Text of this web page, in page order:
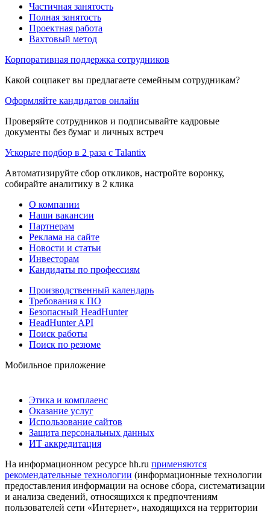
Частичная занятость
Полная занятость
Проектная работа
Вахтовый метод
Корпоративная поддержка сотрудников
Какой соцпакет вы предлагаете семейным сотрудникам?
Оформляйте кандидатов онлайн
Проверяйте сотрудников и подписывайте кадровые
документы без бумаг и личных встреч
Ускорьте подбор в 2 раза с Talantix
Автоматизируйте сбор откликов, настройте воронку,
собирайте аналитику в 2 клика
О компании
Наши вакансии
Партнерам
Реклама на сайте
Новости и статьи
Инвесторам
Кандидаты по профессиям
Производственный календарь
Требования к ПО
Безопасный HeadHunter
HeadHunter API
Поиск работы
Поиск по резюме
Мобильное приложение
Этика и комплаенс
Оказание услуг
Использование сайтов
Защита персональных данных
ИТ аккредитация
На информационном ресурсе hh.ru применяются
рекомендательные технологии (информационные технологии
предоставления информации на основе сбора, систематизации
и анализа сведений, относящихся к предпочтениям
пользователей сети «Интернет», находящихся на территории